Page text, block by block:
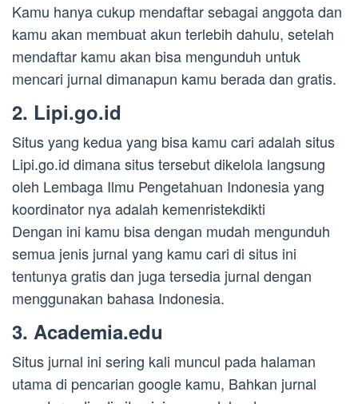
Kamu hanya cukup mendaftar sebagai anggota dan
kamu akan membuat akun terlebih dahulu, setelah
mendaftar kamu akan bisa mengunduh untuk
mencari jurnal dimanapun kamu berada dan gratis.
2. Lipi.go.id
Situs yang kedua yang bisa kamu cari adalah situs
Lipi.go.id dimana situs tersebut dikelola langsung
oleh Lembaga Ilmu Pengetahuan Indonesia yang
koordinator nya adalah kemenristekdikti
Dengan ini kamu bisa dengan mudah mengunduh
semua jenis jurnal yang kamu cari di situs ini
tentunya gratis dan juga tersedia jurnal dengan
menggunakan bahasa Indonesia.
3. Academia.edu
Situs jurnal ini sering kali muncul pada halaman
utama di pencarian google kamu, Bahkan jurnal